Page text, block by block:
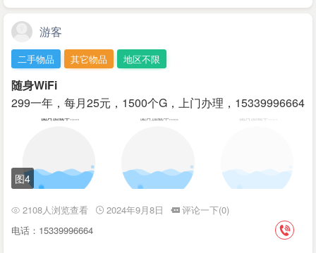
游客
二手物品 其它物品 地区不限
随身WiFi
299一年，每月25元，1500个G，上门办理，15339996664
图4
2108人浏览查看 2024年9月8日
评论一下(0)
电话：15339996664